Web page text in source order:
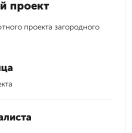
проект
проекта загородного